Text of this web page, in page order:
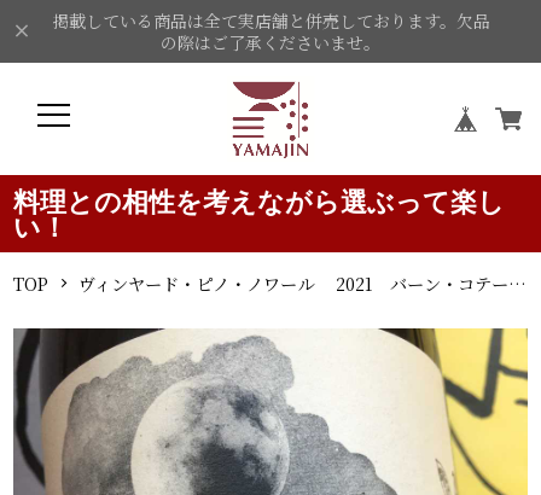
掲載している商品は全て実店舗と併売しております。欠品
の際はご了承くださいませ。
料理との相性を考えながら選ぶって楽し
い！
TOP ヴィンヤード・ピノ・ノワール 2021 バーン・コテージ 赤ワイン